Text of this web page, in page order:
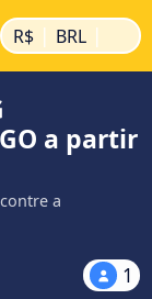
R$ | BRL |
a partir
a
1